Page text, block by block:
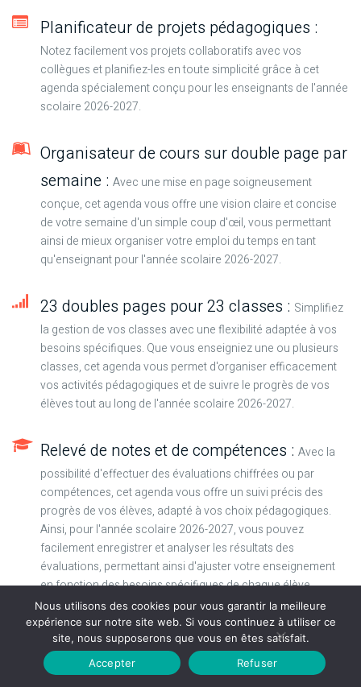
Planificateur de projets pédagogiques :
Notez facilement vos projets collaboratifs avec vos
collègues et planifiez-les en toute simplicité grâce à cet
agenda spécialement conçu pour les enseignants de l'année
scolaire 2026-2027.
Organisateur de cours sur double page par
semaine : Avec une mise en page soigneusement
conçue, cet agenda vous offre une vision claire et concise
de votre semaine d'un simple coup d'œil, vous permettant
ainsi de mieux organiser votre emploi du temps en tant
qu'enseignant pour l'année scolaire 2026-2027.
23 doubles pages pour 23 classes : Simplifiez
la gestion de vos classes avec une flexibilité adaptée à vos
besoins spécifiques. Que vous enseigniez une ou plusieurs
classes, cet agenda vous permet d'organiser efficacement
vos activités pédagogiques et de suivre le progrès de vos
élèves tout au long de l'année scolaire 2026-2027.
Relevé de notes et de compétences : Avec la
possibilité d'effectuer des évaluations chiffrées ou par
compétences, cet agenda vous offre un suivi précis des
progrès de vos élèves, adapté à vos choix pédagogiques.
Ainsi, pour l'année scolaire 2026-2027, vous pouvez
facilement enregistrer et analyser les résultats des
évaluations, permettant ainsi d'ajuster votre enseignement
en fonction des besoins spécifiques de chaque élève.
Carnet de notes pour les conseils de
classes :Centralisez toutes les remarques et
Nous utilisons des cookies pour vous garantir la meilleure
expérience sur notre site web. Si vous continuez à utiliser ce
site, nous supposerons que vous en êtes satisfait.
Accepter
Refuser